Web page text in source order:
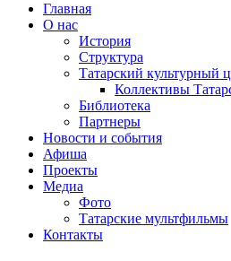
Главная
О нас
История
Структура
Татарский культурный
Коллективы
Библиотека
Партнеры
Новости и события
Афиша
Проекты
Медиа
Фото
Татарские мультфильмы
Контакты